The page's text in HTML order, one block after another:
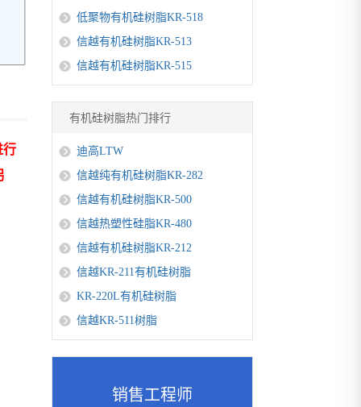
行
低聚物有机硅树脂KR-518
信越有机硅树脂KR-513
信越有机硅树脂KR-515
有机硅树脂热门排行
迪高LTW
信越纯有机硅树脂KR-282
信越有机硅树脂KR-500
信越热塑性硅脂KR-480
信越有机硅树脂KR-212
信越KR-211有机硅树脂
KR-220L有机硅树脂
信越KR-511树脂
销售工程师